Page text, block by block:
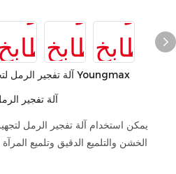
آلة تفجير الرمل لتجهيزات المطابخ الأوتوماتيكية من Youngmax
آلة تفجير
يمكن استخدام آلة تفجير الرمل
الخشن والتلميع الدقيق وتلميع